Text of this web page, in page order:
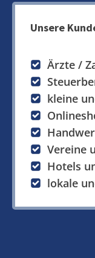
Unsere
Ärzte /
kleine
Vereine
Hotels
lokale